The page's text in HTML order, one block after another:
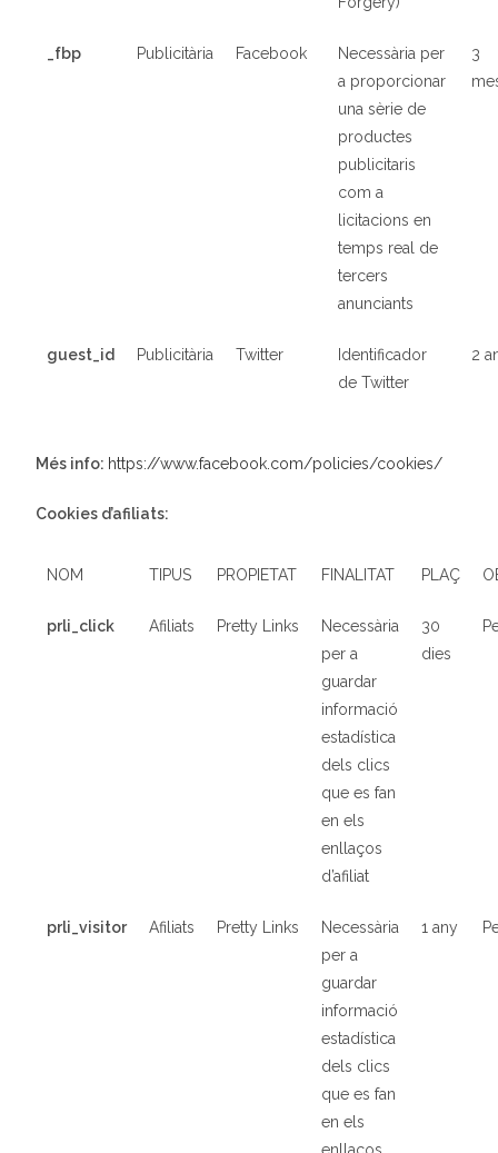
_fbp Publicitària Facebook
Necessària per
a proporcionar
una sèrie de
productes
publicitaris
com a
licitacions en
temps real de
tercers
anunciants
3
guest_id Publicitària Twitter
Identificador
de Twitter
2
Més info: https://www.facebook.com/policies/cookies/
Cookies d’afiliats:
NOM TIPUS PROPIETAT FINALITAT PLAÇ
prli_click Afiliats Pretty Links
Necessària
per a
guardar
informació
estadística
dels clics
que es fan
en els
enllaços
d’afiliat
30
dies
prli_visitor Afiliats Pretty Links
Necessària
per a
guardar
informació
estadística
dels clics
que es fan
en els
1 any